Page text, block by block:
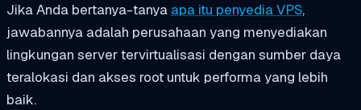
Jika Anda bertanya-tanya apa itu penyedia VPS,
jawabannya adalah perusahaan yang menyediakan
lingkungan server tervirtualisasi dengan sumber daya
teralokasi dan akses root untuk performa yang lebih
baik.